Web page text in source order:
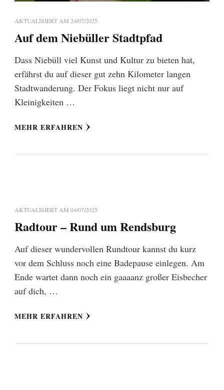
AKTUALISIERT AM 24/07/2025
Auf dem Niebüller Stadtpfad
Dass Niebüll viel Kunst und Kultur zu bieten hat,
erfährst du auf dieser gut zehn Kilometer langen
Stadtwanderung. Der Fokus liegt nicht nur auf
Kleinigkeiten …
MEHR ERFAHREN
AKTUALISIERT AM 04/07/2025
Radtour – Rund um Rendsburg
Auf dieser wundervollen Rundtour kannst du kurz
vor dem Schluss noch eine Badepause einlegen. Am
Ende wartet dann noch ein gaaaanz großer Eisbecher
auf dich, …
MEHR ERFAHREN